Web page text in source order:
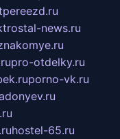
news.ru
pro-otdelky.ru
porno-vk.ru
hostel-65.ru